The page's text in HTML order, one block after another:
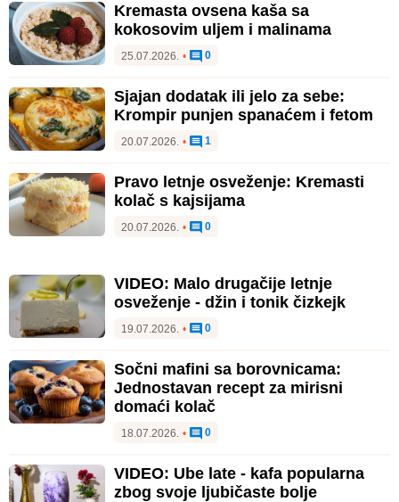
Kremasta ovsena kaša sa
kokosovim uljem i malinama
25.07.2026. • 0
Sjajan dodatak ili jelo za sebe:
Krompir punjen spanaćem i fetom
20.07.2026. • 1
Pravo letnje osveženje: Kremasti
kolač s kajsijama
20.07.2026. • 0
VIDEO: Malo drugačije letnje
osveženje - džin i tonik čizkejk
19.07.2026. • 0
Sočni mafini sa borovnicama:
Jednostavan recept za mirisni
domaći kolač
18.07.2026. • 0
VIDEO: Ube late - kafa popularna
zbog svoje ljubičaste bolje